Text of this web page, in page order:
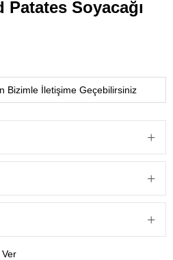
Soyacağı
Bizimle İletişime Geçebilirsiniz